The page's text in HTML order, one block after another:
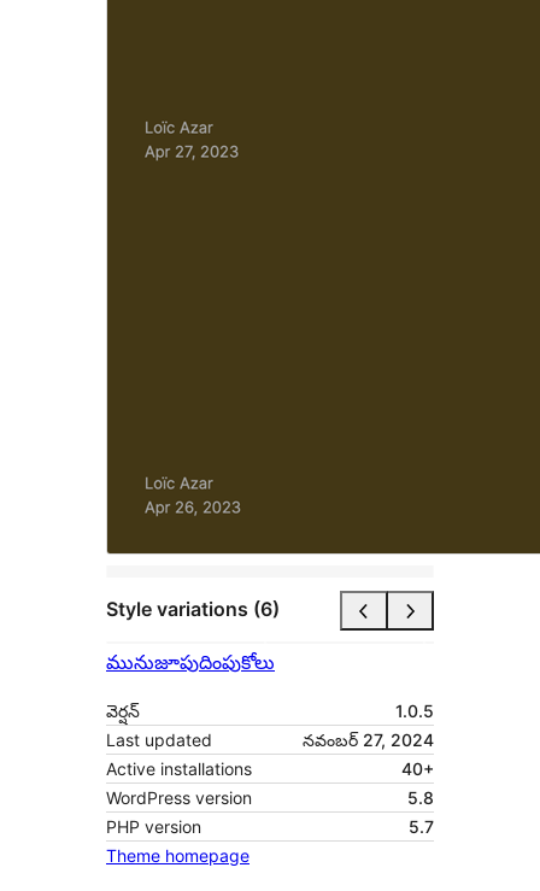
Style variations (6)
మునుజూపుదింపుకోలు
వెర్షన్
1.0.5
Last updated
నవంబర్ 27, 2024
Active installations
40+
WordPress version
5.8
PHP version
5.7
Theme homepage